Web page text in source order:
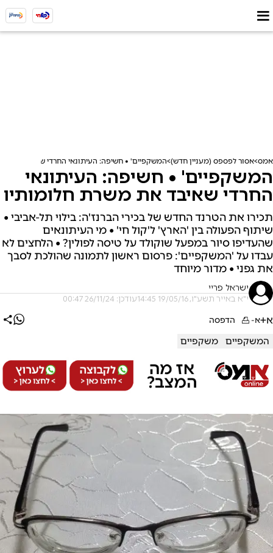
אמס אסור לפספס (מעניין חדש) המשקפיים' • חשיפה: העיתונאי החרדי שאיבד את
המשקפיים' • חשיפה: העיתונאי
החרדי שאיבד את משרת חלומותיו
תכירו את הטרנד החדש של בכירי הברנז'ה: בילוי תל-אביבי •
שיתוף הפעולה בין 'הארץ' ל'קול חי' • מי העיתונאים
שהעדיפו סיור במפעל שוקולד על טיסה לפולין? • הלחצים לא
עבדו על 'המשקפיים': פרסום ראשון לתמונה שהולכת לסבך
את גפני • מדור מיוחד
ישראל פריי
י"א באייר תשע"ו, 19/05/16 14:45 עודכן: 26/11/24 00:47
א+א- הדפסה
המשקפיים משקפיים